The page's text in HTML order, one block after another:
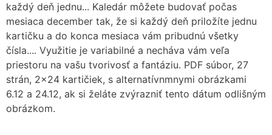
každý deň jednu... Kaledár môžete budovať počas
mesiaca december tak, že si každý deň priložíte jednu
kartičku a do konca mesiaca vám pribudnú všetky
čísla.... Využitie je variabilné a necháva vám veľa
priestoru na vašu tvorivosť a fantáziu. PDF súbor, 27
strán, 2x24 kartičiek, s alternatívnmnymi obrázkami
6.12 a 24.12, ak si želáte zvýrazniť tento dátum odlišným
obrázkom.